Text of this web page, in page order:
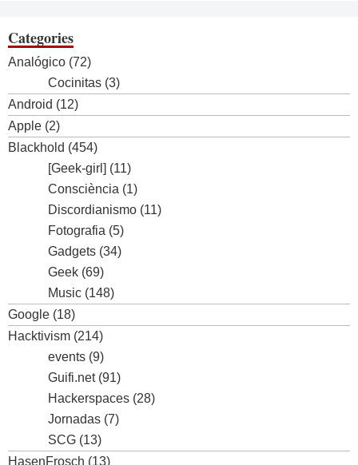
Categories
Analógico (72)
Cocinitas (3)
Android (12)
Apple (2)
Blackhold (454)
[Geek-girl] (11)
Consciència (1)
Discordianismo (11)
Fotografia (5)
Gadgets (34)
Geek (69)
Music (148)
Google (18)
Hacktivism (214)
events (9)
Guifi.net(91)
Hackerspaces (28)
Jornadas (7)
SCG (13)
HasenFrosch (13)